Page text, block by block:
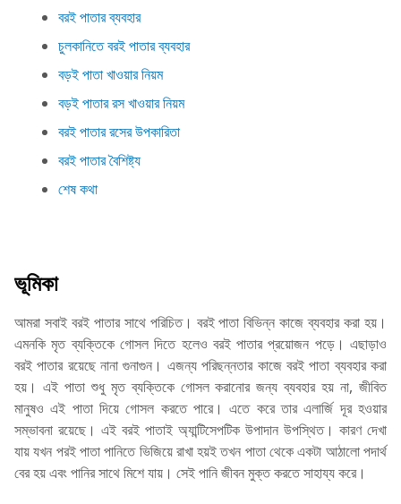
বরই পাতার ব্যবহার
চুলকানিতে বরই পাতার ব্যবহার
বড়ই পাতা খাওয়ার নিয়ম
বড়ই পাতার রস খাওয়ার নিয়ম
বরই পাতার রসের উপকারিতা
বরই পাতার বৈশিষ্ট্য
শেষ কথা
ভূমিকা
আমরা সবাই বরই পাতার সাথে পরিচিত। বরই পাতা বিভিন্ন কাজে ব্যবহার করা হয়।
এমনকি মৃত ব্যক্তিকে গোসল দিতে হলেও বরই পাতার প্রয়োজন পড়ে। এছাড়াও
বরই পাতার রয়েছে নানা গুনাগুন। এজন্য পরিছন্নতার কাজে বরই পাতা ব্যবহার করা
হয়। এই পাতা শুধু মৃত ব্যক্তিকে গোসল করানোর জন্য ব্যবহার হয় না, জীবিত
মানুষও এই পাতা দিয়ে গোসল করতে পারে। এতে করে তার এলার্জি দূর হওয়ার
সম্ভাবনা রয়েছে। এই বরই পাতাই অ্যান্টিসেপটিক উপাদান উপস্থিত। কারণ দেখা
যায় যখন পরই পাতা পানিতে ভিজিয়ে রাখা হয়ই তখন পাতা থেকে একটা আঠালো পদার্থ
বের হয় এবং পানির সাথে মিশে যায়। সেই পানি জীবন মুক্ত করতে সাহায্য করে।